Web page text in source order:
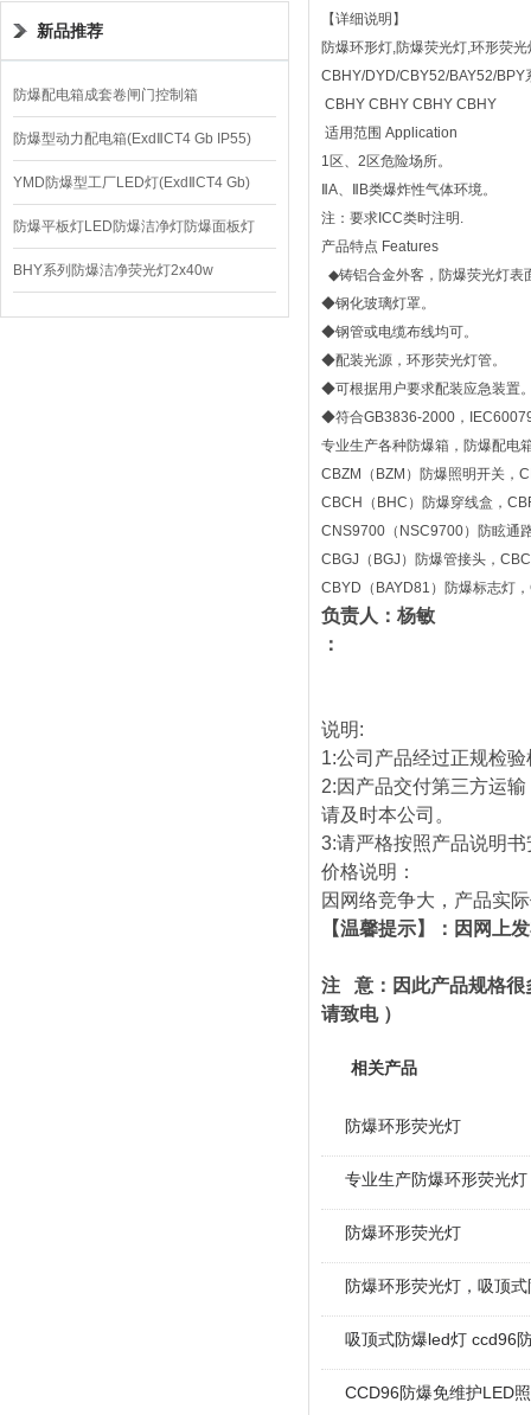
新品推荐
防爆配电箱成套卷闸门控制箱
防爆型动力配电箱(ExdⅡCT4 Gb IP55)
YMD防爆型工厂LED灯(ExdⅡCT4 Gb)
220V/150W
防爆平板灯LED防爆洁净灯防爆面板灯
BHY系列防爆洁净荧光灯2x40w
【详细说明】
防爆环形灯,防爆荧光灯,环形荧
CBHY/DYD/CBY52/BAY52/
CBHY CBHY CBHY CBHY
适用范围 Application
1区、2区危险
ⅡA、ⅡB类爆炸性气体环境。
注：要求ICC类时注明.
产品特点 Features
◆铸铝合金外客，防爆荧光灯表
◆钢化玻璃灯罩。
◆钢管或电缆布线均可。
◆配装光源，环形荧光灯管。
◆可根据用户要求配装应急装置
◆符合GB3836-2000，
专业生产各种防爆箱，防爆配电
CBZM（BZM）防爆照明开关，
CBCH（BHC）防爆穿线盒，
CNS9700（NSC9700）防眩通
CBGJ（BGJ）防爆管接头，
CBYD（BAYD81）防爆标志灯
负责人：杨敏
：
说明:
1:公司产品经过正规检
2:因产品交付第三方运
请及时本公司。
3:请严格按照产品说明
价格说明：
因网络竞争大，产品实
【温馨提示】：因网上
注 意：因此产品规格很
请致电 ）
相关产品
防爆环形荧光灯
专业生产防爆环形荧光灯
防爆环形荧光灯
防爆环形荧光灯，吸顶
吸顶式防爆led灯 ccd96
CCD96防爆免维护LED